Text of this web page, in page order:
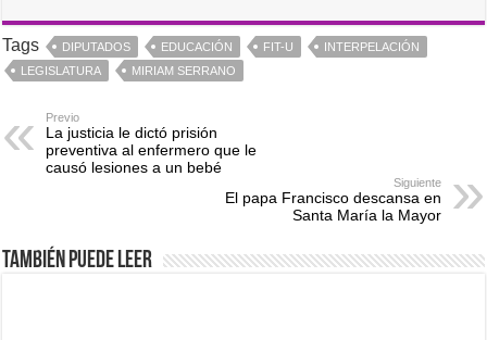
Tags DIPUTADOS EDUCACIÓN FIT-U
INTERPELACIÓN
LEGISLATURA
MIRIAM SERRANO
Previo
La justicia le dictó prisión
preventiva al enfermero que le
causó lesiones a un bebé
Siguiente
El papa Francisco descansa en
Santa María la Mayor
También puede leer